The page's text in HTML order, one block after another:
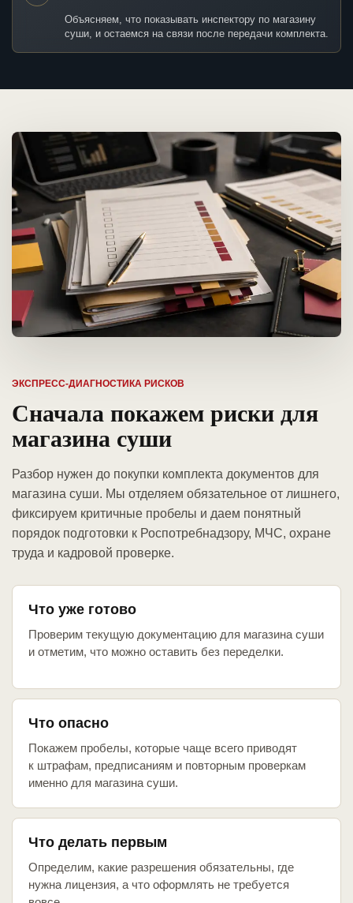
Объясняем, что показывать инспектору по магазину
суши, и остаемся на связи после передачи комплекта.
ЭКСПРЕСС-ДИАГНОСТИКА РИСКОВ
Сначала покажем риски для
магазина суши
Разбор нужен до покупки комплекта документов для
магазина суши. Мы отделяем обязательное от лишнего,
фиксируем критичные пробелы и даем понятный
порядок подготовки к Роспотребнадзору, МЧС, охране
труда и кадровой проверке.
Что уже готово
Проверим текущую документацию для магазина суши
и отметим, что можно оставить без переделки.
Что опасно
Покажем пробелы, которые чаще всего приводят
к штрафам, предписаниям и повторным проверкам
именно для магазина суши.
Что делать первым
Определим, какие разрешения обязательны, где
нужна лицензия, а что оформлять не требуется